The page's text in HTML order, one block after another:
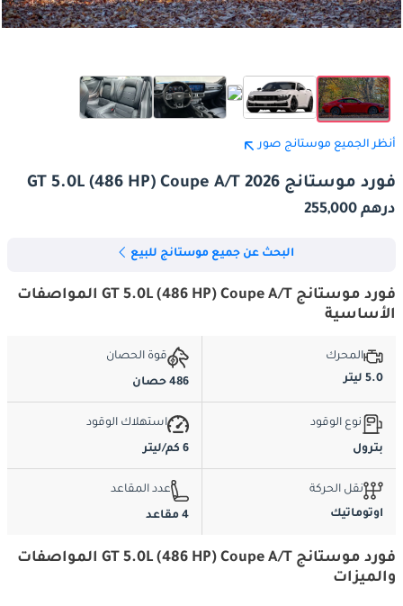
أنظر الجميع موستانج صور
فورد موستانج GT 5.0L (486 HP) Coupe A/T 2026
درهم 255,000
البحث عن جميع موستانج للبيع
فورد موستانج GT 5.0L (486 HP) Coupe A/T المواصفات
الأساسية
المحرك
5.0 ليتر
قوة الحصان
486 حصان
نوع الوقود
بترول
استهلاك الوقود
6 كم/ليتر
نقل الحركة
اوتوماتيك
عدد المقاعد
4 مقاعد
فورد موستانج GT 5.0L (486 HP) Coupe A/T المواصفات
والميزات